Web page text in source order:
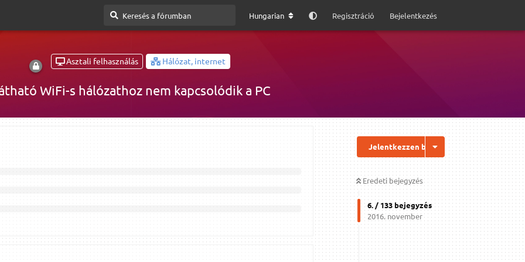
Hungarian Regisztráció Bejelentkezés
Asztali felhasználás Hálózat, internet
WiFi-s hálózathoz nem kapcsolódik a PC
Jelentkezzen be a válaszhoz
Eredeti bejegyzés
6. /133bejegyzés
2016. november